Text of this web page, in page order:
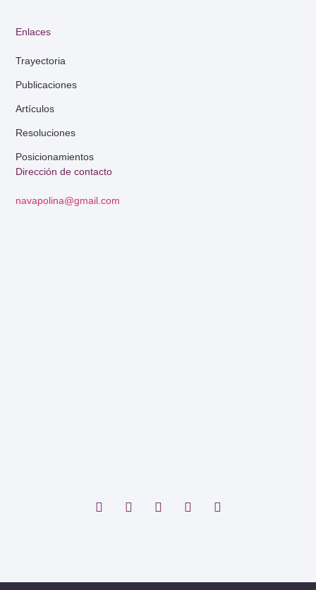
Dirección de contacto
navapolina@gmail.com
Enlaces
Trayectoria
Publicaciones
Artículos
Resoluciones
Posicionamientos